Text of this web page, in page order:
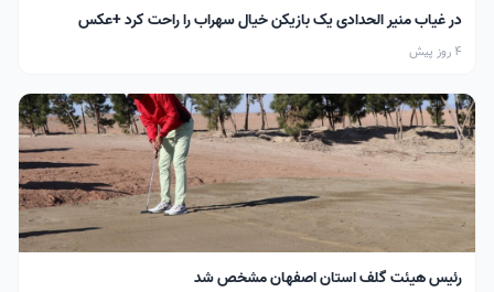
در غیاب منیر الحدادی یک بازیکن خیال سهراب را راحت کرد +عکس
4 روز پیش
رئیس هیئت گلف استان اصفهان مشخص شد